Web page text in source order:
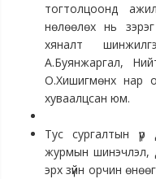
тогтолцоонд
нөлөөлөх нь
хяналт
А.Буянжаргал,
О.Хишигмөнх нар
хуваалцсан юм.
Тус сургалтын үр
журмын шинэчлэл,
эрх зүйн орчин